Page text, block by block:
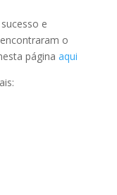
e
o
página aqui